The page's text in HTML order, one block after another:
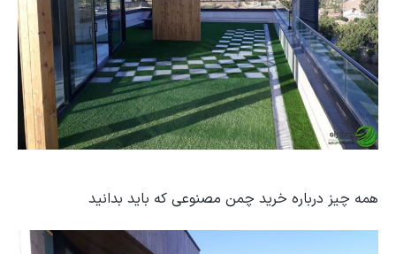
همه چیز درباره خرید چمن مصنوعی که باید بدانید